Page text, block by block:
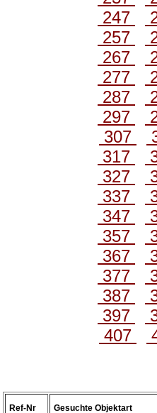
247
257
267
277
287
297
307
317
327
337
347
357
367
377
387
397
407
Ref-Nr Gesuchte Objektart